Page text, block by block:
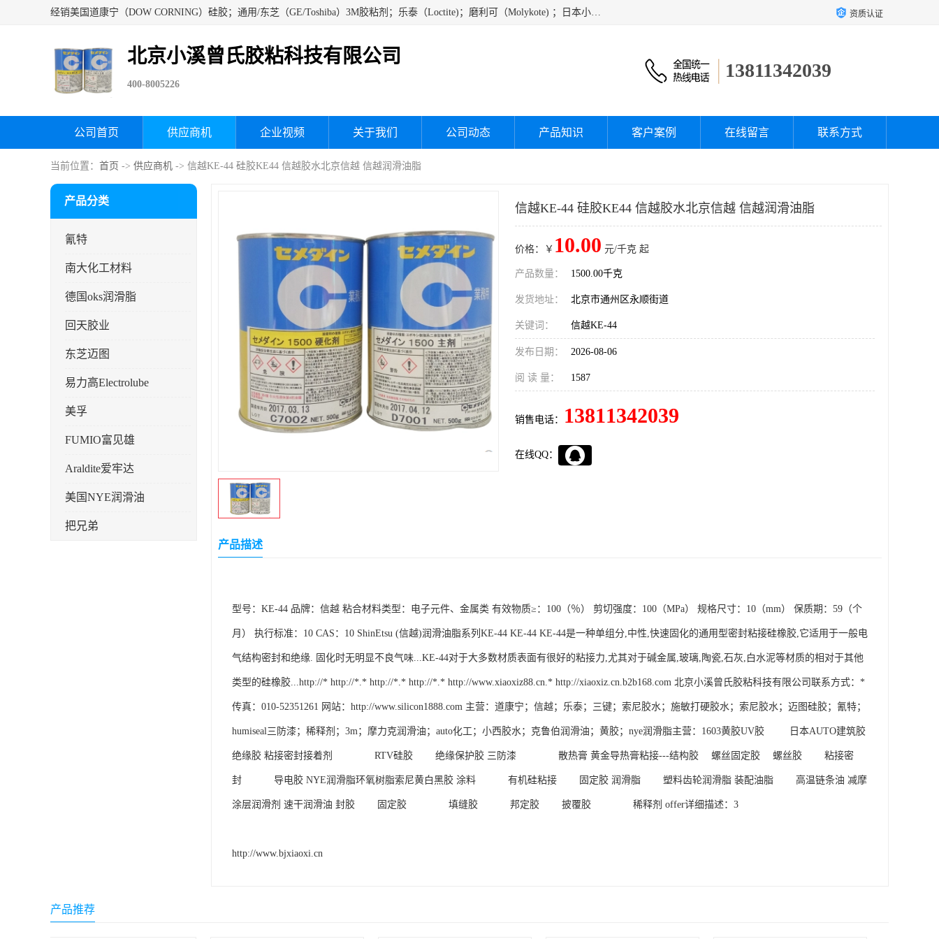
经销美国道康宁（DOW CORNING）硅胶；通用/东芝（GE/Toshiba）3M胶粘剂；乐泰（Loctite)；磨利可（Molykote) ；日本小西（KONISHI）硅胶；施敏打硬,硅胶；信越 产品；关东化成防潮披腹胶 ；三键；索尼；韩国Diabond，等各种电子电机电器进口硅胶产品、硅脂、硅油，经销美国道康宁（DOW CORNING）硅胶等 资质认证
北京小溪曾氏胶粘科技有限公司
400-8005226
13811342039
公司首页 供应商机 企业视频 关于我们 公司动态 产品知识 客户案例 在线留言 联系方式
当前位置： 首页 -> 供应商机 -> 信越KE-44 硅胶KE44 信越胶水北京信越 信越润滑油脂
产品分类
氰特
南大化工材料
德国oks润滑脂
回天胶业
东芝迈图
易力高Electrolube
美孚
FUMIO富见雄
Araldite爱牢达
美国NYE润滑油
把兄弟
信越KE-44 硅胶KE44 信越胶水北京信越 信越润滑油脂
价格：￥ 10.00 元/千克 起
产品数量： 1500.00千克
发货地址： 北京市通州区永顺街道
关键词： 信越KE-44
发布日期： 2026-08-06
阅 读 量： 1587
销售电话： 13811342039
在线QQ：
产品描述
型号：KE-44 品牌：信越 粘合材料类型：电子元件、金属类 有效物质≥：100（％） 剪切强度：100（MPa） 规格尺寸：10（mm） 保质期：59（个
月） 执行标准：10 CAS：10 ShinEtsu (信越)润滑油脂系列KE-44 KE-44 KE-44是一种单组分,中性,快速固化的通用型密封粘接硅橡胶,它适用于一般电
气结构密封和绝缘. 固化时无明显不良气味...KE-44对于大多数材质表面有很好的粘接力,尤其对于碱金属,玻璃,陶瓷,石灰,白水泥等材质的相对于其他
类型的硅橡胶...http://* http://*.* http://*.* http://*.* http://www.xiaoxiz88.cn.* http://xiaoxiz.cn.b2b168.com 北京小溪曾氏胶粘科技有限公司联系方式：*
传真：010-52351261 网站：http://www.silicon1888.com 主营：道康宁；信越；乐泰；三键；索尼胶水；施敏打硬胶水；索尼胶水；迈图硅胶；氰特；
humiseal三防漆；稀释剂；3m；摩力克润滑油；auto化工；小西胶水；克鲁伯润滑油；黄胶；nye润滑脂主营：1603黄胶UV胶　 　 日本AUTO建筑胶
绝缘胶 粘接密封接着剂 　　　　RTV硅胶 　　绝缘保护胶 三防漆　 　　　散热膏 黄金导热膏粘接---结构胶　 螺丝固定胶 　螺丝胶　　 粘接密
封　　 　导电胶 NYE润滑脂环氧树脂索尼黄白黑胶 涂料　　　 有机硅粘接　　 固定胶 润滑脂　　 塑料齿轮润滑脂 装配油脂　 　高温链条油 减摩
涂层润滑剂 速干润滑油 封胶　 　固定胶 　　　　填缝胶 　　　邦定胶　 　披覆胶 　　　　稀释剂 offer详细描述：3
http://www.bjxiaoxi.cn
产品推荐